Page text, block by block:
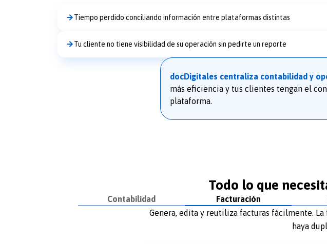
Tiempo perdido conciliando información entre plataformas distintas
Tu cliente no tiene visibilidad de su operación sin pedirte un reporte
docDigitales centraliza contabilidad y
más eficiencia y tus clientes tengan el
plataforma.
Todo lo que
Contabilidad Facturación
Genera, edita y reutiliza facturas fácilmente.
haya